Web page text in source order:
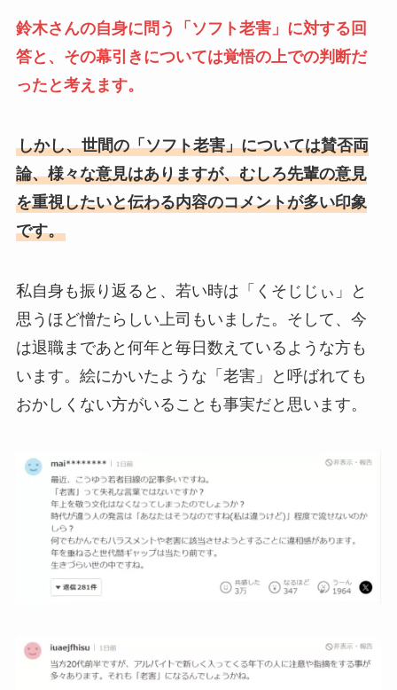
鈴木さんの自身に問う「ソフト老害」に対する回
答と、その幕引きについては覚悟の上での判断だ
ったと考えます。
しかし、世間の「ソフト老害」については賛否両
論、様々な意見はありますが、むしろ先輩の意見
を重視したいと伝わる内容のコメントが多い印象
です。
私自身も振り返ると、若い時は「くそじじぃ」と
思うほど憎たらしい上司もいました。そして、今
は退職まであと何年と毎日数えているような方も
います。絵にかいたような「老害」と呼ばれても
おかしくない方がいることも事実だと思います。